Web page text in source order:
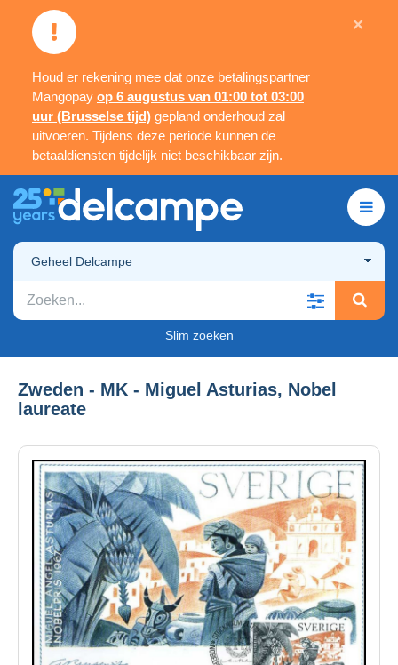
Houd er rekening mee dat onze betalingspartner
Mangopay op 6 augustus van 01:00 tot 03:00
uur (Brusselse tijd) gepland onderhoud zal
uitvoeren. Tijdens deze periode kunnen de
betaaldiensten tijdelijk niet beschikbaar zijn.
×
Geheel Delcampe
Slim zoeken
Zweden - MK - Miguel Asturias, Nobel
laureate